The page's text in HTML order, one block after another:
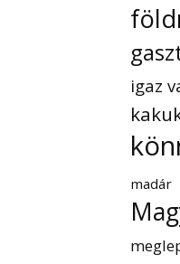
igaz
madár